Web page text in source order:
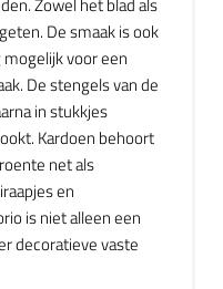
De smaak is ook
voor een
De stengels van de
in stukkjes
Kardoen behoort
net als
en
is niet alleen een
decoratieve vaste